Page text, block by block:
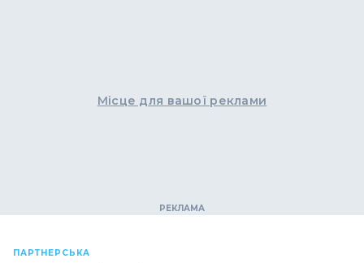
Місце для вашої реклами
ПАРТНЕРСЬКА